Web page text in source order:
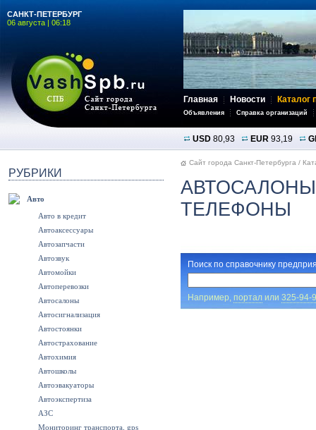
САНКТ-ПЕТЕРБУРГ
06 августа | 06:18
Главная Новости Каталог
Объявления Справка организаций
USD 80,93 EUR 93,19
РУБРИКИ
Авто
Авто в кредит
Автоаксессуары
Автозапчасти
Автозвук
Автомойки
Автоперевозки
Автосалоны
Автосигнализация
Автостоянки
Автострахование
Автохимия
Автошколы
Автоэвакуаторы
Автоэкспертиза
АЗС
Мониторинг транспорта, gps
Сайт города Санкт-Петербурга /
ТЕЛЕФОНЫ
Поиск по справочнику
Например, порталили 325-94-